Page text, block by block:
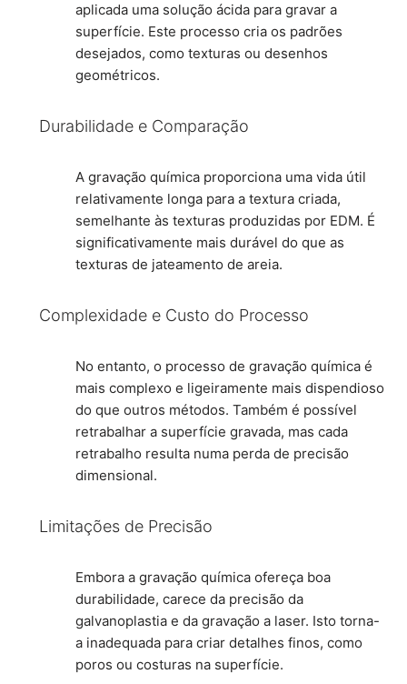
aplicada uma solução ácida para gravar a
superfície. Este processo cria os padrões
desejados, como texturas ou desenhos
geométricos.
Durabilidade e Comparação
A gravação química proporciona uma vida útil
relativamente longa para a textura criada,
semelhante às texturas produzidas por EDM. É
significativamente mais durável do que as
texturas de jateamento de areia.
Complexidade e Custo do Processo
No entanto, o processo de gravação química é
mais complexo e ligeiramente mais dispendioso
do que outros métodos. Também é possível
retrabalhar a superfície gravada, mas cada
retrabalho resulta numa perda de precisão
dimensional.
Limitações de Precisão
Embora a gravação química ofereça boa
durabilidade, carece da precisão da
galvanoplastia e da gravação a laser. Isto torna-
a inadequada para criar detalhes finos, como
poros ou costuras na superfície.